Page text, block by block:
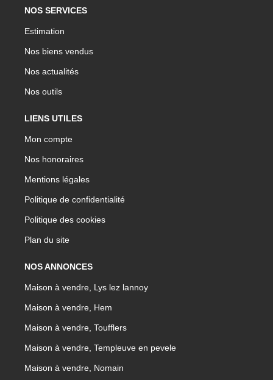
NOS SERVICES
Estimation
Nos biens vendus
Nos actualités
Nos outils
LIENS UTILES
Mon compte
Nos honoraires
Mentions légales
Politique de confidentialité
Politique des cookies
Plan du site
NOS ANNONCES
Maison à vendre, Lys lez lannoy
Maison à vendre, Hem
Maison à vendre, Toufflers
Maison à vendre, Templeuve en pevele
Maison à vendre, Nomain